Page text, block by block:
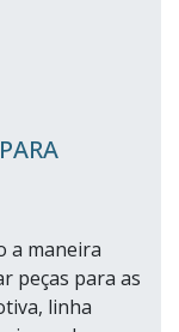
a maneira
peças para as
linha